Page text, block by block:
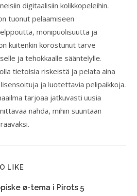
digitaalisiin kolikkopeleihin.
tuonut pelaamiseen
monipuolisuutta ja
kuitenkin korostunut tarve
ja tehokkaalle sääntelylle.
tietoisia riskeistä ja pelata aina
ja luotettavia pelipaikkoja.
tarjoaa jatkuvasti uusia
nähdä, mihin suuntaan
LIKE
ø-tema i Pirots 5